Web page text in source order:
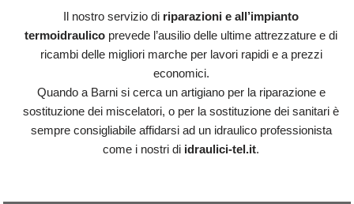
Il nostro servizio di riparazioni e all’impianto
termoidraulico prevede l’ausilio delle ultime attrezzature e di
ricambi delle migliori marche per lavori rapidi e a prezzi
economici.
Quando a Barni si cerca un artigiano per la riparazione e
sostituzione dei miscelatori, o per la sostituzione dei sanitari è
sempre consigliabile affidarsi ad un idraulico professionista
come i nostri di idraulici-tel.it.